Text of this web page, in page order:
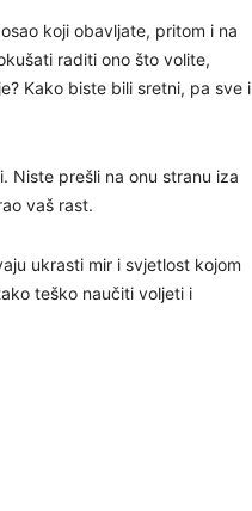
koji obavljate, pritom i na
raditi ono što volite,
Kako biste bili sretni, pa sve i
Niste prešli na onu stranu iza
vaš rast.
ukrasti mir i svjetlost kojom
teško naučiti voljeti i